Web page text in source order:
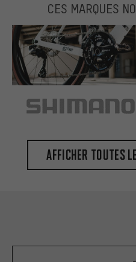
CES MARQUES
Afficher toutes